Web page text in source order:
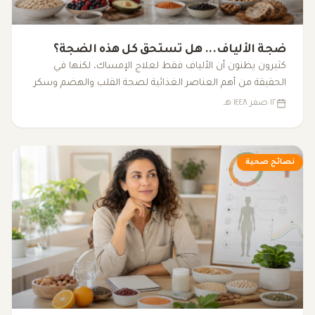
ضجة الألياف... هل تستحق كل هذه الضجة؟
كثيرون يظنون أن الألياف فقط لعلاج الإمساك، لكنها في
الحقيقة من أهم العناصر الغذائية لصحة القلب والهضم وسكر
الدم والبكتيريا النافعة.
١٢ صفر ١٤٤٨ هـ
نصائح صحية